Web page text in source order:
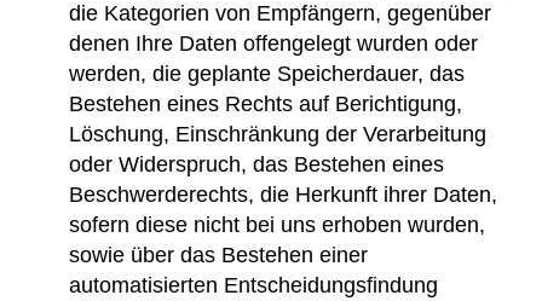
die Kategorien von Empfängern, gegenüber
denen Ihre Daten offengelegt wurden oder
werden, die geplante Speicherdauer, das
Bestehen eines Rechts auf Berichtigung,
Löschung, Einschränkung der Verarbeitung
oder Widerspruch, das Bestehen eines
Beschwerderechts, die Herkunft ihrer Daten,
sofern diese nicht bei uns erhoben wurden,
sowie über das Bestehen einer
automatisierten Entscheidungsfindung